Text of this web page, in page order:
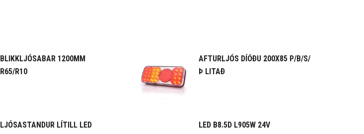
BLIKKLJÓSABAR 1200MM
R65/R10
AFTURLJÓS DÍÓÐU 200X85 P/B/S/
Þ LITAÐ
LJÓSASTANDUR LÍTILL LED LED B8.5D L905W 24V